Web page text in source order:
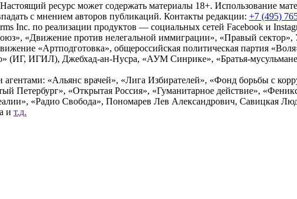
ресурс может содержать материалы 18+. Использование
с мнением авторов публикаций. Контакты редакции: +7 (495)
Inc. по реализации продуктов — социальных сетей Facebook и
«Движение против нелегальной иммиграции», «Правый
«Артподготовка», общероссийская политическая партия
(ИГ, ИГИЛ), Джебхад-ан-Нусра, «АУМ Синрике», «Братья-
«Альянс врачей», «Лига Избирателей», «Фонд борьбы с
«Открытая Россия», «Гуманитарное действие»,
«Радио Свобода», Пономарев Лев Александрович, Савицкая
и т.д.